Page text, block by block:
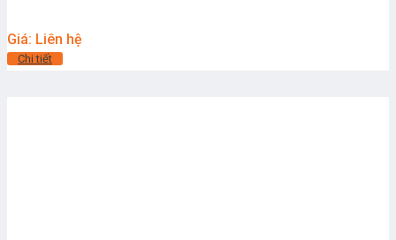
Giá: Liên hệ
Chi tiết